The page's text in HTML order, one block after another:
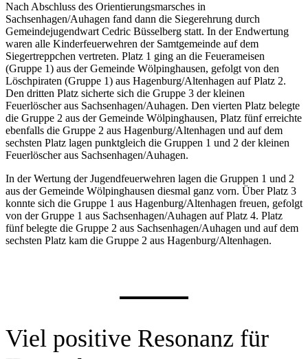
Nach Abschluss des Orientierungsmarsches in
Sachsenhagen/Auhagen fand dann die Siegerehrung durch
Gemeindejugendwart Cedric Büsselberg statt. In der Endwertung
waren alle Kinderfeuerwehren der Samtgemeinde auf dem
Siegertreppchen vertreten. Platz 1 ging an die Feuerameisen
(Gruppe 1) aus der Gemeinde Wölpinghausen, gefolgt von den
Löschpiraten (Gruppe 1) aus Hagenburg/Altenhagen auf Platz 2.
Den dritten Platz sicherte sich die Gruppe 3 der kleinen
Feuerlöscher aus Sachsenhagen/Auhagen. Den vierten Platz belegte
die Gruppe 2 aus der Gemeinde Wölpinghausen, Platz fünf erreichte
ebenfalls die Gruppe 2 aus Hagenburg/Altenhagen und auf dem
sechsten Platz lagen punktgleich die Gruppen 1 und 2 der kleinen
Feuerlöscher aus Sachsenhagen/Auhagen.
In der Wertung der Jugendfeuerwehren lagen die Gruppen 1 und 2
aus der Gemeinde Wölpinghausen diesmal ganz vorn. Über Platz 3
konnte sich die Gruppe 1 aus Hagenburg/Altenhagen freuen, gefolgt
von der Gruppe 1 aus Sachsenhagen/Auhagen auf Platz 4. Platz
fünf belegte die Gruppe 2 aus Sachsenhagen/Auhagen und auf dem
sechsten Platz kam die Gruppe 2 aus Hagenburg/Altenhagen.
Viel positive Resonanz für